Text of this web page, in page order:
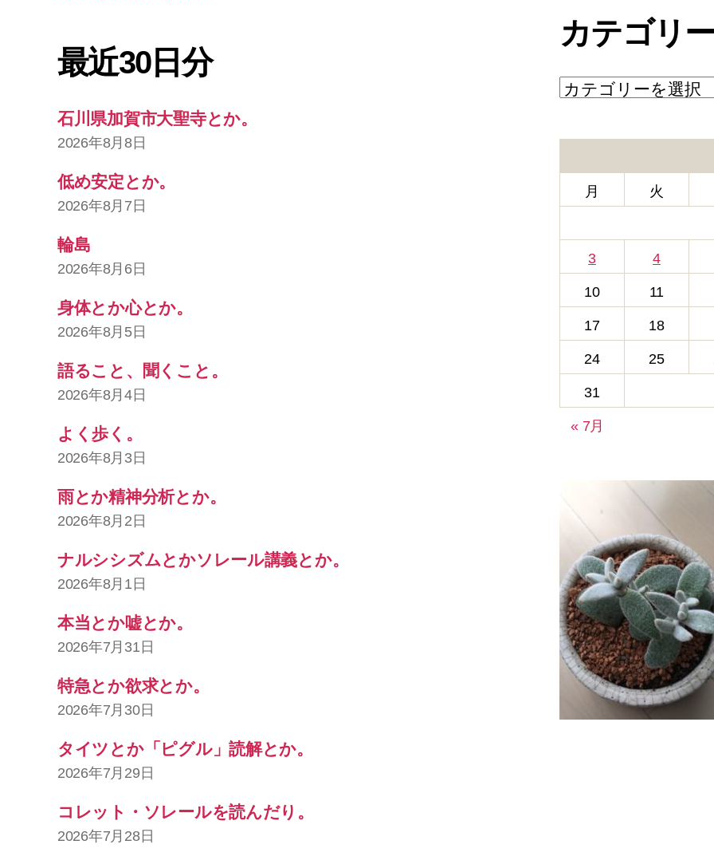
最近30日分
石川県加賀市大聖寺とか。
2026年8月8日
低め安定とか。
2026年8月7日
輪島
2026年8月6日
身体とか心とか。
2026年8月5日
語ること、聞くこと。
2026年8月4日
よく歩く。
2026年8月3日
雨とか精神分析とか。
2026年8月2日
ナルシシズムとかソレール講義とか。
2026年8月1日
本当とか嘘とか。
2026年7月31日
特急とか欲求とか。
2026年7月30日
タイツとか「ピグル」読解とか。
2026年7月29日
コレット・ソレールを読んだり。
2026年7月28日
ブ
カテゴリ
カ
テ
月 火
3 4
10 11
17 18
24 25
31
« 7月